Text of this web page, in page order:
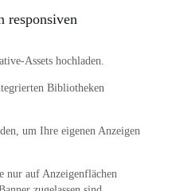
responsiven
Assets hochladen.
Bibliotheken
um Ihre eigenen Anzeigen
nur auf Anzeigenflächen